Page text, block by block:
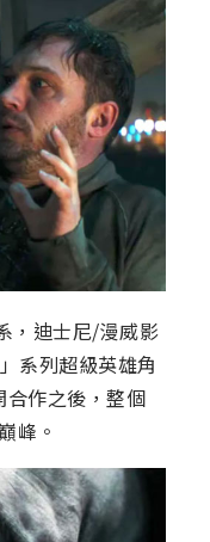
，迪士尼/漫威影
系列超級英雄角
合作之後，整個
峰。